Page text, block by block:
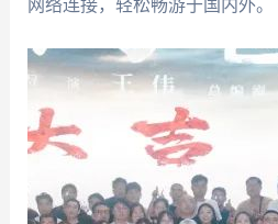
网络连接，轻松畅游于国内外。